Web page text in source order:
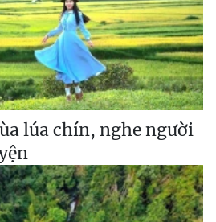
lúa chín, nghe người